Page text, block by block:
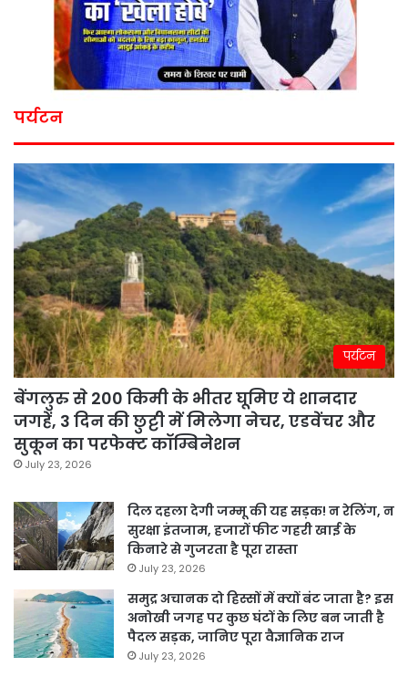
पर्यटन
पर्यटन
बेंगलुरु से 200 किमी के भीतर घूमिए ये शानदार
जगहें, 3 दिन की छुट्टी में मिलेगा नेचर, एडवेंचर और
सुकून का परफेक्ट कॉम्बिनेशन
July 23, 2026
दिल दहला देगी जम्मू की यह सड़क! न रेलिंग, न
सुरक्षा इंतजाम, हजारों फीट गहरी खाई के
किनारे से गुजरता है पूरा रास्ता
July 23, 2026
समुद्र अचानक दो हिस्सों में क्यों बंट जाता है? इस
अनोखी जगह पर कुछ घंटों के लिए बन जाती है
पैदल सड़क, जानिए पूरा वैज्ञानिक राज
July 23, 2026